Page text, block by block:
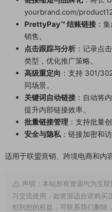
yourbrand.com/
PrettyPay™ 结账链接 ：
销售。
点击跟踪与分析 ：记录点
类型，优化推广策略。
高级重定向 ：支持 301/
同场景。
关键词自动链接 ：自动将
提升内部链接效率。
批量链接管理 ：支持批量
安全与隐私 ：链接加密和
适用于联盟营销、跨境电商和内
声明：本站所有资源均为互
习交流使用，如资源适合请购买
犯到您的权益，可联系我们删除